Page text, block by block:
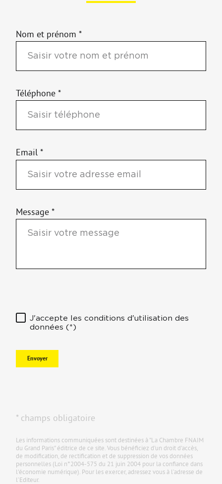
Nom et prénom *
Téléphone *
Email *
Message *
J'accepte les conditions d'utilisation des
données (*)
Envoyer
* champs obligatoire
Les informations communiquées sont destinées à "La Chambre FNAIM
du Grand Paris" éditrice de ce site. Vous bénéficiez d'un droit d'accès,
de modification, de rectification et de suppression de vos données
personnelles (Loi n°2004-575 du 21 juin 2004 pour la confiance dans
l'économie numérique). Pour les exercer, adressez vous à l’adresse de
l’Editeur.